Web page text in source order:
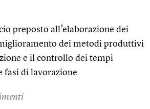
preposto all’elaborazione dei
dei metodi produttivi
e il controllo dei tempi
fasi di lavorazione.